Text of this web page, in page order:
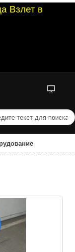
Взлет в